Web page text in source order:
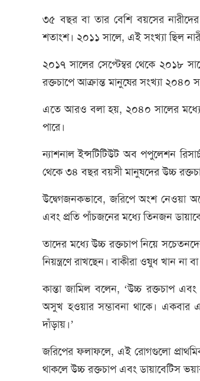
৩৫ বছর বা তার বেশি বয়সের
শতাংশ। ২০১১ সালে, এই সংখ্যা ছিল
২০১৭ সালের সেপ্টেম্বর থেকে ২০১৮
রক্তচাপে আক্রান্ত মানুষের সংখ্যা ২০৪০
এতে আরও বলা হয়, ২০৪০ সালের মধ্যে
পারে।
ন্যাশনাল ইন্সটিটিউট অব পপুলেশন
থেকে ৩৪ বছর বয়সী মানুষদের উচ্চ
উদ্বেগজনকভাবে, জরিপে অংশ নেওয়া
এবং প্রতি পাঁচজনের মধ্যে তিনজন
তাদের মধ্যে উচ্চ রক্তচাপ নিয়ে
নিয়ন্ত্রণে রাখছেন। বাকীরা ওষুধ খান না
কান্তা জামিল বলেন, ‘উচ্চ রক্তচাপ
অসুখ হওয়ার সম্ভাবনা থাকে। একবার
দাঁড়ায়।’
জরিপের ফলাফলে, এই রোগগুলো
থাকলে উচ্চ রক্তচাপ এবং ডায়াবেটিস